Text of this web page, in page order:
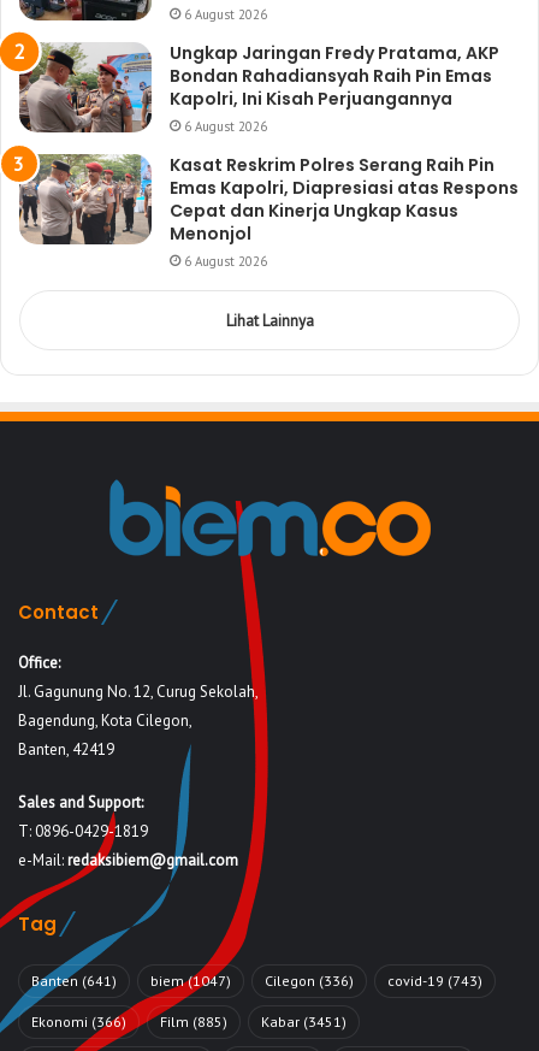
6 August 2026
Ungkap Jaringan Fredy Pratama, AKP
Bondan Rahadiansyah Raih Pin Emas
Kapolri, Ini Kisah Perjuangannya
6 August 2026
Kasat Reskrim Polres Serang Raih Pin
Emas Kapolri, Diapresiasi atas Respons
Cepat dan Kinerja Ungkap Kasus
Menonjol
6 August 2026
Lihat Lainnya
Contact
Office:
Jl. Gagunung No. 12, Curug Sekolah,
Bagendung, Kota Cilegon,
Banten, 42419
Sales and Support:
T: 0896-0429-1819
e-Mail:redaksibiem@gmail.com
Tag
Banten (641) biem(1047) Cilegon (336) covid-19 (743)
Ekonomi (366) Film (885) Kabar (3451)